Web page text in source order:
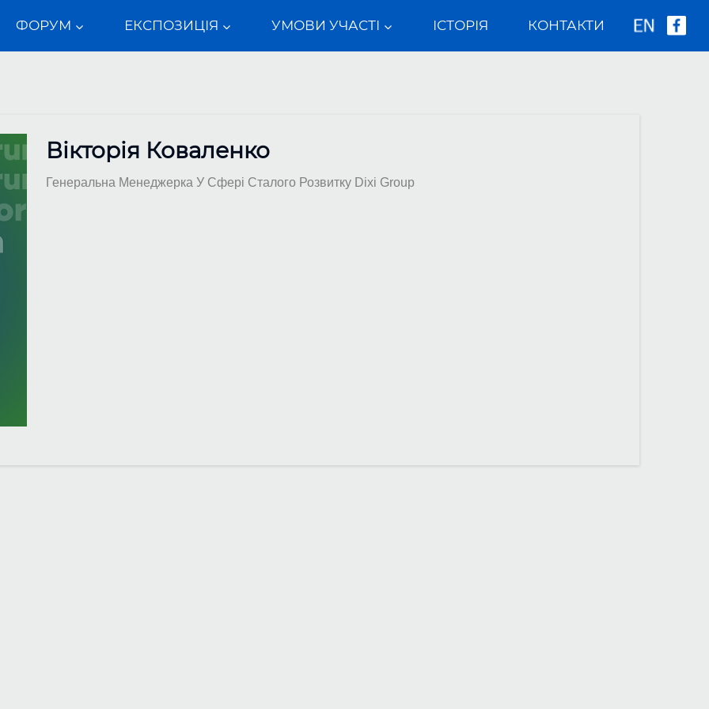
ФОРУМ ЕКСПОЗИЦІЯ УМОВИ УЧАСТІ ІСТОРІЯ КОНТАКТИ
Вікторія Коваленко
Генеральна Менеджерка У Сфері Сталого Розвитку Dixi Group